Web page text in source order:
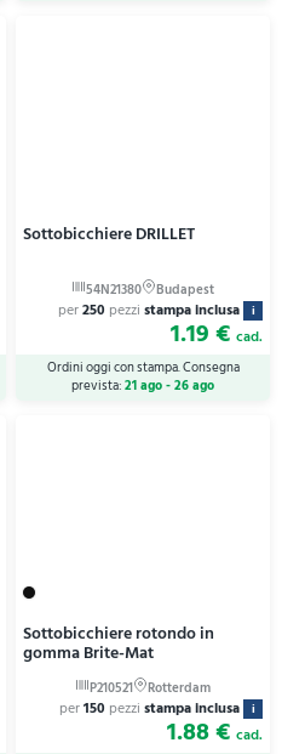
Sottobicchiere DRILLET
per250 pezzi stampa inclusa i
1.19 € cad.
Ordini oggi con stampa. Consegna
prevista:21 ago - 26 ago
Sottobicchiere rotondo in
gomma Brite-Mat
per150 pezzi stampa inclusa i
1.88 € cad.